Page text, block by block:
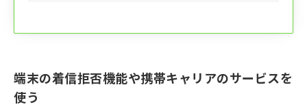
端末の着信拒否機能や携帯キャリアのサービスを
使う